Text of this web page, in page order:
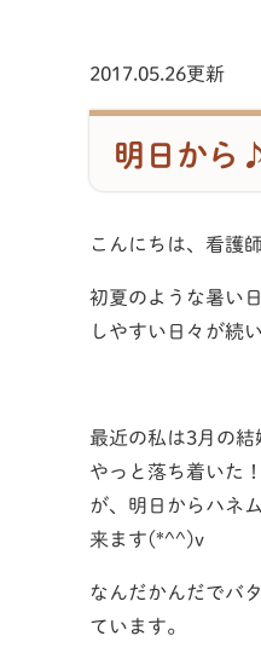
2017.05.26更新
明日から
こんにちは、看護
初夏のような暑い
しやすい日々が続
最近の私は3月の結
やっと落ち着いた
が、明日からハネ
来ます(*^^)v
なんだかんだでバ
ています。